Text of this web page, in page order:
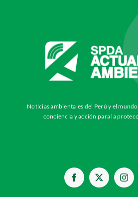
Noticias ambientales del Perú y el mundo
conciencia y acción para la